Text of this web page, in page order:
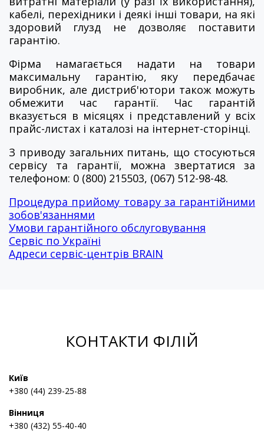
кабелі, перехідники і деякі інші товари, на які
здоровий глузд не дозволяє поставити
гарантію.
Фірма намагається надати на товари
максимальну гарантію, яку передбачає
виробник, але дистриб'ютори також можуть
обмежити час гарантії. Час гарантій
вказується в місяцях і представлений у всіх
прайс-листах і каталозі на інтернет-сторінці.
З приводу загальних питань, що стосуються
сервісу та гарантії, можна звертатися за
телефоном: 0 (800) 215503, (067) 512-98-48.
Процедура прийому товару за гарантійними
зобов'язаннями
Умови гарантійного обслуговування
Сервіс по Україні
Адреси сервіс-центрів BRAIN
КОНТАКТИ ФІЛІЙ
Київ
+380 (44) 239-25-88
Вінниця
+380 (432) 55-40-40